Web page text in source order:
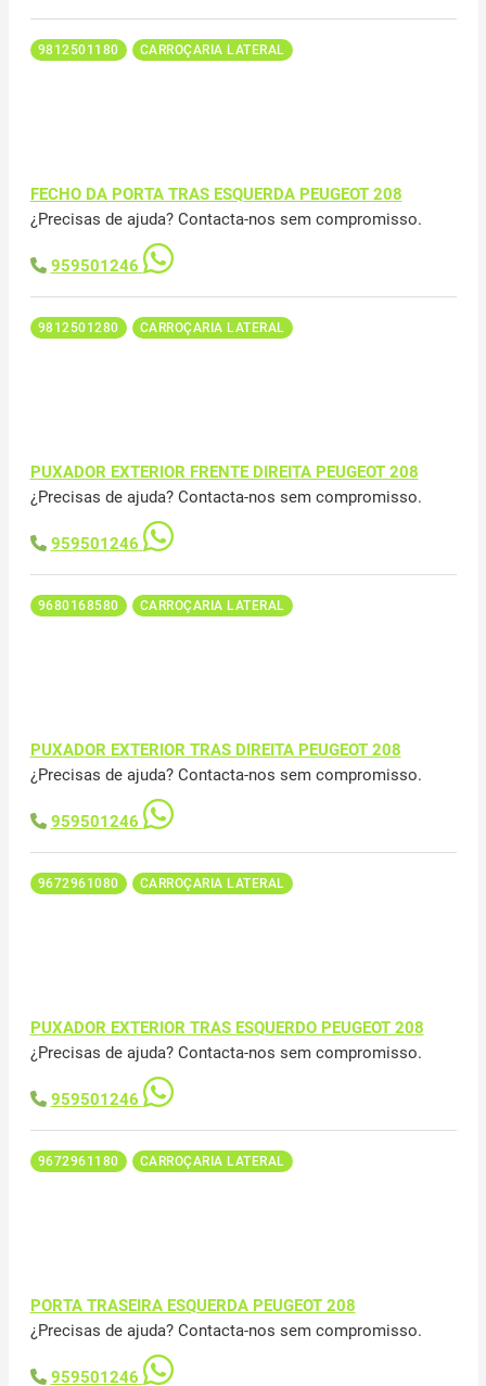
9812501180 CARROÇARIA LATERAL
FECHO DA PORTA TRAS ESQUERDA PEUGEOT 208
¿Precisas de ajuda? Contacta-nos sem compromisso.
959501246
9812501280 CARROÇARIA LATERAL
PUXADOR EXTERIOR FRENTE DIREITA PEUGEOT 208
¿Precisas de ajuda? Contacta-nos sem compromisso.
959501246
9680168580 CARROÇARIA LATERAL
PUXADOR EXTERIOR TRAS DIREITA PEUGEOT 208
¿Precisas de ajuda? Contacta-nos sem compromisso.
959501246
9672961080 CARROÇARIA LATERAL
PUXADOR EXTERIOR TRAS ESQUERDO PEUGEOT 208
¿Precisas de ajuda? Contacta-nos sem compromisso.
959501246
9672961180 CARROÇARIA LATERAL
PORTA TRASEIRA ESQUERDA PEUGEOT 208
¿Precisas de ajuda? Contacta-nos sem compromisso.
959501246